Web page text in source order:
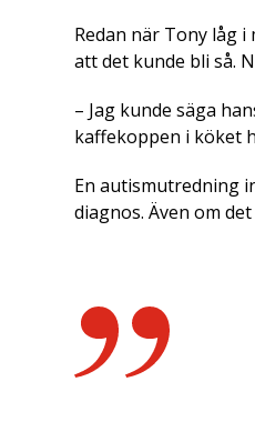
Redan när Tony låg
att det kunde bli så.
– Jag kunde säga
kaffekoppen i köket
En autismutredning
diagnos. Även om